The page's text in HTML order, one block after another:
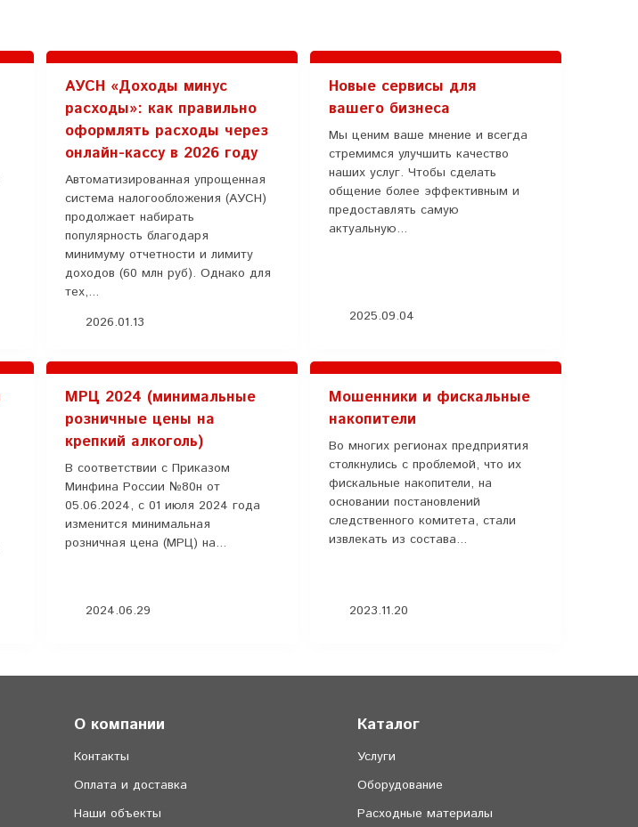
АУСН «Доходы минус
расходы»: как правильно
оформлять расходы через
онлайн-кассу в 2026 году
Автоматизированная упрощенная
система налогообложения (АУСН)
продолжает набирать
популярность благодаря
минимуму отчетности и лимиту
доходов (60 млн руб). Однако для
тех,...
2026.01.13
Новые сервисы для
вашего бизнеса
Мы ценим ваше мнение и всегда
стремимся улучшить качество
наших услуг. Чтобы сделать
общение более эффективным и
предоставлять самую
актуальную...
2025.09.04
МРЦ 2024 (минимальные
розничные цены на
крепкий алкоголь)
В соответствии с Приказом
Минфина России №80н от
05.06.2024, с 01 июля 2024 года
изменится минимальная
розничная цена (МРЦ) на...
2024.06.29
Мошенники и фискальные
накопители
Во многих регионах предприятия
столкнулись с проблемой, что их
фискальные накопители, на
основании постановлений
следственного комитета, стали
извлекать из состава...
2023.11.20
О компании
Контакты
Оплата и доставка
Наши объекты
Каталог
Услуги
Оборудование
Расходные материалы